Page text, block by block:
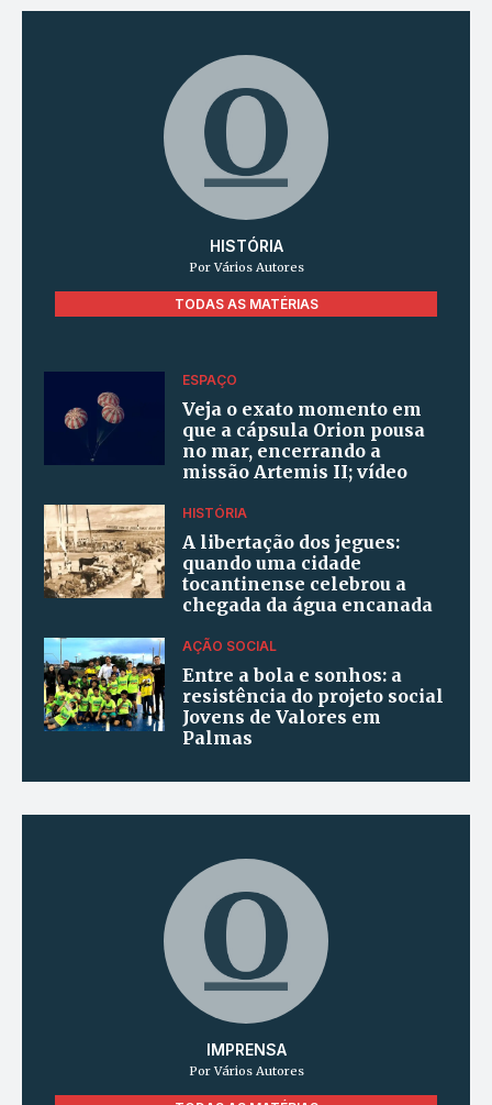
HISTÓRIA
Por Vários Autores
TODAS AS MATÉRIAS
ESPAÇO
Veja o exato momento em
que a cápsula Orion pousa
no mar, encerrando a
missão Artemis II; vídeo
HISTÓRIA
A libertação dos jegues:
quando uma cidade
tocantinense celebrou a
chegada da água encanada
AÇÃO SOCIAL
Entre a bola e sonhos: a
resistência do projeto social
Jovens de Valores em
Palmas
IMPRENSA
Por Vários Autores